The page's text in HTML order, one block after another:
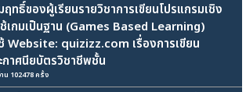
ธิ์ของผู้เรียนรายวิชาการเขียนโปรแกรมเชิง
เกมเป็นฐาน (Games Based Learning)
Website: quizizz.com เรื่องการเขียน
กาศนียบัตรวิชาชีพชั้น
น 102478 ครั้ง